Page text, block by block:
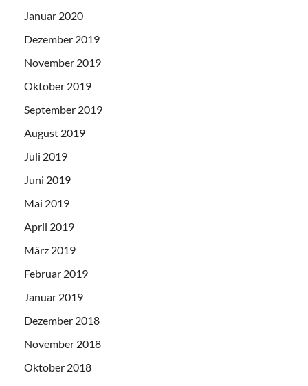
Januar 2020
Dezember 2019
November 2019
Oktober 2019
September 2019
August 2019
Juli 2019
Juni 2019
Mai 2019
April 2019
März 2019
Februar 2019
Januar 2019
Dezember 2018
November 2018
Oktober 2018